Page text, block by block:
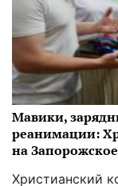
Мавики,
реанимации:
на
Христианский